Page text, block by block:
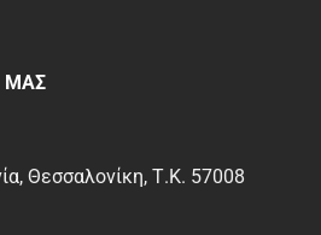
ΜΑΣ
Θεσσαλονίκη, Τ.Κ. 57008